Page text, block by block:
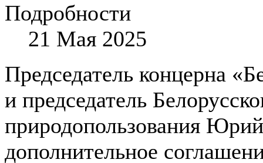
Подробности
21 Мая 2025
Председатель концерна
и председатель
природопользования
дополнительное